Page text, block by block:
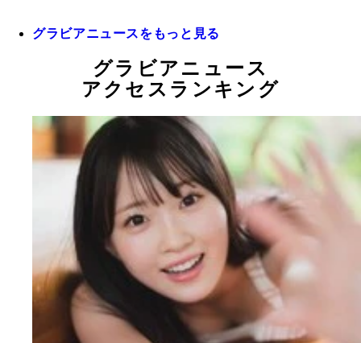
グラビアニュースをもっと見る
グラビアニュース
アクセスランキング